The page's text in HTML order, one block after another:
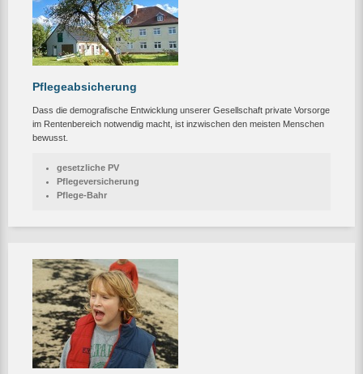
Pflegeabsicherung
Dass die demografische Entwicklung unserer Gesellschaft private Vorsorge
im Rentenbereich notwendig macht, ist inzwischen den meisten Menschen
bewusst.
gesetzliche PV
Pflegeversicherung
Pflege-Bahr